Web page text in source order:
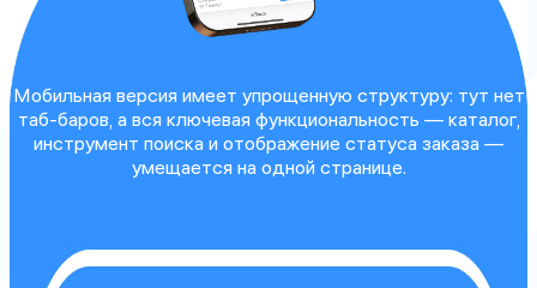
Мобильная версия имеет упрощенную структуру: тут нет
таб-баров, а вся ключевая функциональность — каталог,
инструмент поиска и отображение статуса заказа —
умещается на одной странице.